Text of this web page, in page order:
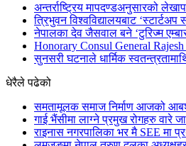
अन्तर्राष्ट्रिय मापदण्डअनुसारको
त्रिभुवन विश्वविद्यालयबाट
नेपालका देव जैसवाल बने ‘टुरिज्म
Honorary Consul General
सुनसरी घटनाले धार्मिक
धेरैले पढेको
समतामूलक समाज निर्माण आजको
गाई भैंसीमा लाग्ने प्रमुख रोगहरु वारे
राइनास नगरपालिका भर मै SEE मा